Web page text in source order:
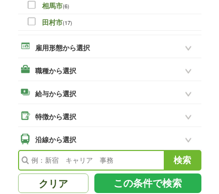
相馬市(6)
田村市(17)
いわき市(45)
須賀川市(28)
二本松市(18)
南相馬市(2)
会津若松市
福島県その他(99)
雇用形態から選択
職種から選択
給与から選択
特徴から選択
沿線から選択
クリア この条件で検索